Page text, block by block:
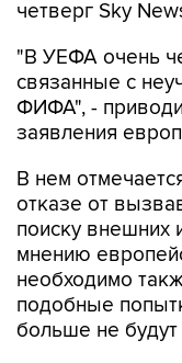
четверг Sky
"В УЕФА очень
связанные с
ФИФА", -
заявления
В нем
отказе от
поиску внешних
мнению
необходимо
подобные
больше не будут